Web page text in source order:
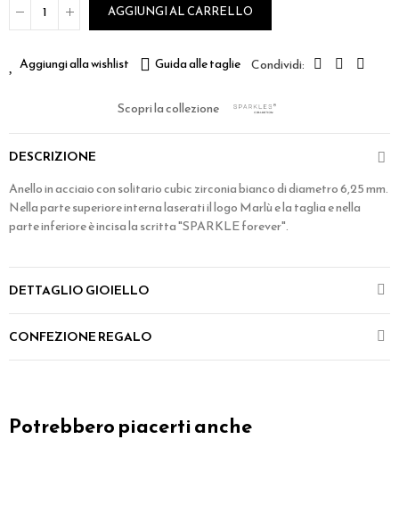
AGGIUNGI AL CARRELLO
Aggiungi alla wishlist Guida alle taglie
Scopri la collezione
DESCRIZIONE
Anello in acciaio con solitario cubic zirconia bianco di diametro 6,25 mm.
Nella parte superiore interna laserati il logo Marlù e la taglia e nella
parte inferiore è incisa la scritta "SPARKLE forever".
DETTAGLIO GIOIELLO
CONFEZIONE REGALO
Potrebbero piacerti anche